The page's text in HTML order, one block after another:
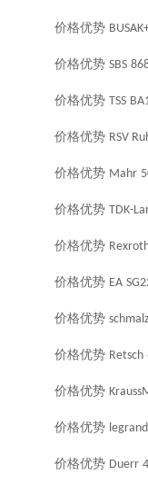
价格优势
价格优势 SBS
价格优势 TSS
价格优势 RSV
价格优势 Mahr
价格优势 TDK-
价格优势
价格优势 EA
价格优势
价格优势 Retsch
价格优势
价格优势 legrand
价格优势 Duerr